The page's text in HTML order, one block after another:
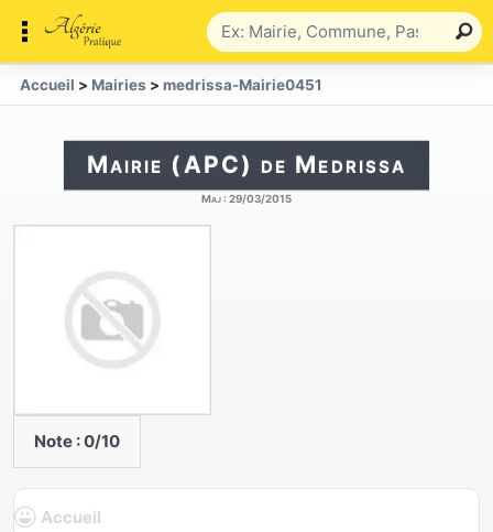
Accueil > Mairies > medrissa-Mairie0451
Mairie (APC) de Medrissa
Maj : 29/03/2015
Note :0/10
Accueil